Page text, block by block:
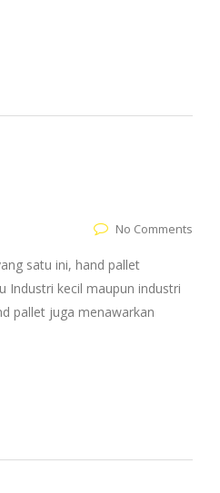
No Comments
satu ini, hand pallet
Industri kecil maupun industri
pallet juga menawarkan